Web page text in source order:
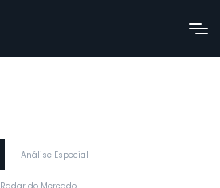
Análise Especial